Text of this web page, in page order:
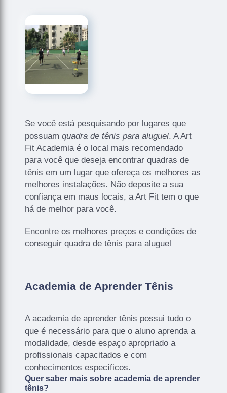
Se você está pesquisando por lugares que
possuamquadra de tênis para aluguel. A Art
Fit Academia é o local mais recomendado
para você que deseja encontrar quadras de
tênis em um lugar que ofereça os melhores as
melhores instalações. Não deposite a sua
confiança em maus locais, a Art Fit tem o que
há de melhor para você.
Encontre os melhores preços e condições de
conseguir quadra de tênis para aluguel
Academia de Aprender Tênis
A academia de aprender tênis possui tudo o
que é necessário para que o aluno aprenda a
modalidade, desde espaço apropriado a
profissionais capacitados e com
conhecimentos específicos.
Quer saber mais sobre academia de aprender
tênis?